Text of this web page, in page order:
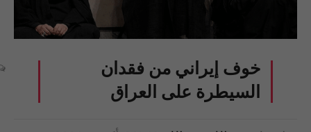
خوف إيراني من فقدان
السيطرة على العراق